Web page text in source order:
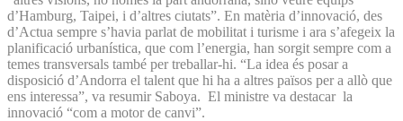
d’Hamburg, Taipei, i d’altres ciutats”. En matèria d’innovació, des
d’Actua sempre s’havia parlat de mobilitat i turisme i ara s’afegeix la
planificació urbanística, que com l’energia, han sorgit sempre com a
temes transversals també per treballar-hi. “La idea és posar a
disposició d’Andorra el talent que hi ha a altres països per a allò que
ens interessa”, va resumir Saboya. El ministre va destacar la
innovació “com a motor de canvi”.